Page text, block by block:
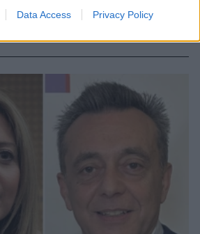
Data Access Privacy Policy
από το χέρι και άλλαξε την
με μια υπογραφή σε...